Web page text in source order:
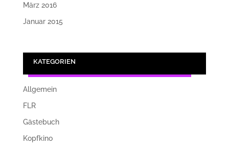
März 2016
Januar 2015
KATEGORIEN
Allgemein
FLR
Gästebuch
Kopfkino